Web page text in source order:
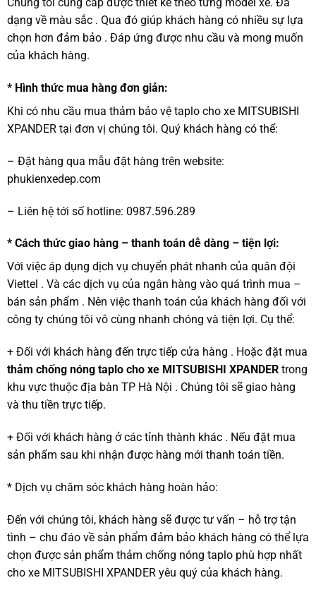
dạng về màu sắc . Qua đó giúp khách hàng có nhiều sự lựa
chọn hơn đảm bảo . Đáp ứng được nhu cầu và mong muốn
của khách hàng.
* Hình thức mua hàng đơn giản:
Khi có nhu cầu mua thảm bảo vệ taplo cho xe MITSUBISHI
XPANDER tại đơn vị chúng tôi. Quý khách hàng có thể:
– Đặt hàng qua mẫu đặt hàng trên website:
phukienxedep.com
– Liên hệ tới số hotline: 0987.596.289
* Cách thức giao hàng – thanh toán dễ dàng – tiện lợi:
Với việc áp dụng dịch vụ chuyển phát nhanh của quân đội
Viettel . Và các dịch vụ của ngân hàng vào quá trình mua –
bán sản phẩm . Nên việc thanh toán của khách hàng đối với
công ty chúng tôi vô cùng nhanh chóng và tiện lợi. Cụ thể:
+ Đối với khách hàng đến trực tiếp cửa hàng . Hoặc đặt mua
thảm chống nóng taplo cho xe MITSUBISHI XPANDERtrong
khu vực thuộc địa bàn TP Hà Nội . Chúng tôi sẽ giao hàng
và thu tiền trực tiếp.
+ Đối với khách hàng ở các tỉnh thành khác . Nếu đặt mua
sản phẩm sau khi nhận được hàng mới thanh toán tiền.
* Dịch vụ chăm sóc khách hàng hoàn hảo:
Đến với chúng tôi, khách hàng sẽ được tư vấn – hỗ trợ tận
tình – chu đáo về sản phẩm đảm bảo khách hàng có thể lựa
chọn được sản phẩm thảm chống nóng taplo phù hợp nhất
cho xe MITSUBISHI XPANDER yêu quý của khách hàng.